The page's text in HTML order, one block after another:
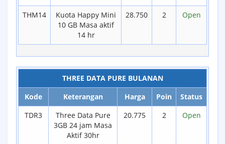
THM14
Kuota Happy Mini
10 GB Masa aktif
14 hr
28.750 2 Open
THREE DATA PURE BULANAN
Kode
Keterangan Harga Poin
Status
TDR3
Three Data Pure
3GB 24 jam Masa
Aktif 30hr
20.775 2 Open